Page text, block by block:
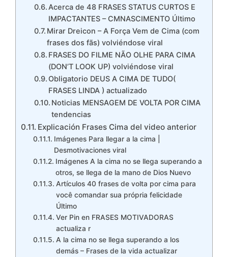
Acerca de 48 FRASES STATUS CURTOS E
IMPACTANTES – CMNASCIMENTO Último
Mirar Dreicon – A Força Vem de Cima (com
frases dos fãs) volviéndose viral
FRASES DO FILME NÃO OLHE PARA CIMA
(DON’T LOOK UP) volviéndose viral
Obligatorio DEUS A CIMA DE TUDO(
FRASES LINDA ) actualizado
Noticias MENSAGEM DE VOLTA POR CIMA
tendencias
Explicación Frases Cima del video anterior
Imágenes Para llegar a la cima |
Desmotivaciones viral
Imágenes A la cima no se llega superando a
otros, se llega de la mano de Dios Nuevo
Artículos 40 frases de volta por cima para
você comandar sua própria felicidade
Último
Ver Pin en FRASES MOTIVADORAS
actualiza r
A la cima no se llega superando a los
demás – Frases de la vida actualizar